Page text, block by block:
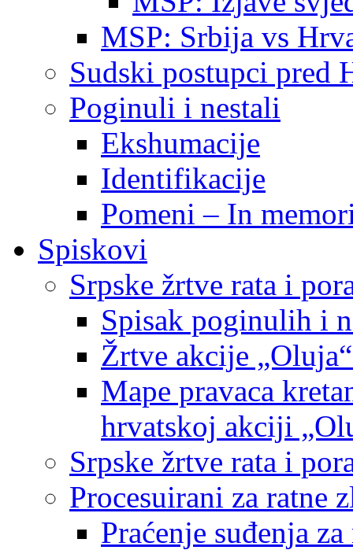
MSP: Srbija vs
Sudski postupci pred
Poginuli i nestali
Ekshumacije
Identifikacije
Pomeni – In
Spiskovi
Srpske žrtve rata i
Spisak poginulih i
Žrtve akcije
Mape pravaca
hrvatskoj akciji
Srpske žrtve rata i
Procesuirani za ratne
Praćenje suđenja